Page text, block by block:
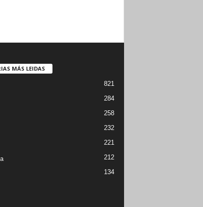
MÁS LEIDAS
821
284
258
232
221
212
134